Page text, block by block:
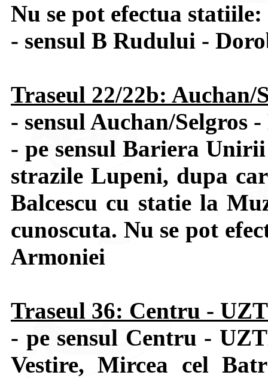
Nu se pot efectua
- sensul B Rudului -
Traseul 22/22b:
- sensul Auchan/Selgros
- pe sensul Bariera
strazile Lupeni, dupa
Balcescu cu statie la
cunoscuta. Nu se pot
Armoniei
Traseul 36: Centru -
- pe sensul Centru -
Vestire, Mircea cel